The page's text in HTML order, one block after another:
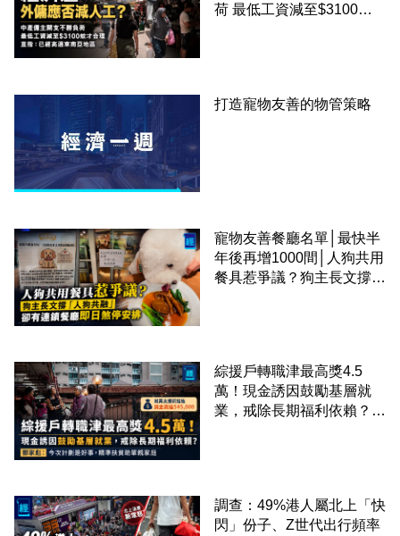
荷 最低工資減至$3100蚊
打造寵物友善的物管策略
寵物友善餐廳名單│最快半
年後再增1000間│人狗共用
餐具惹爭議？狗主長文撐
綜援戶轉職津最高獎4.5
萬！現金誘因鼓勵基層就
業，戒除長期福利依賴？鄧
調查：49%港人屬北上「快
閃」份子、Z世代出行頻率